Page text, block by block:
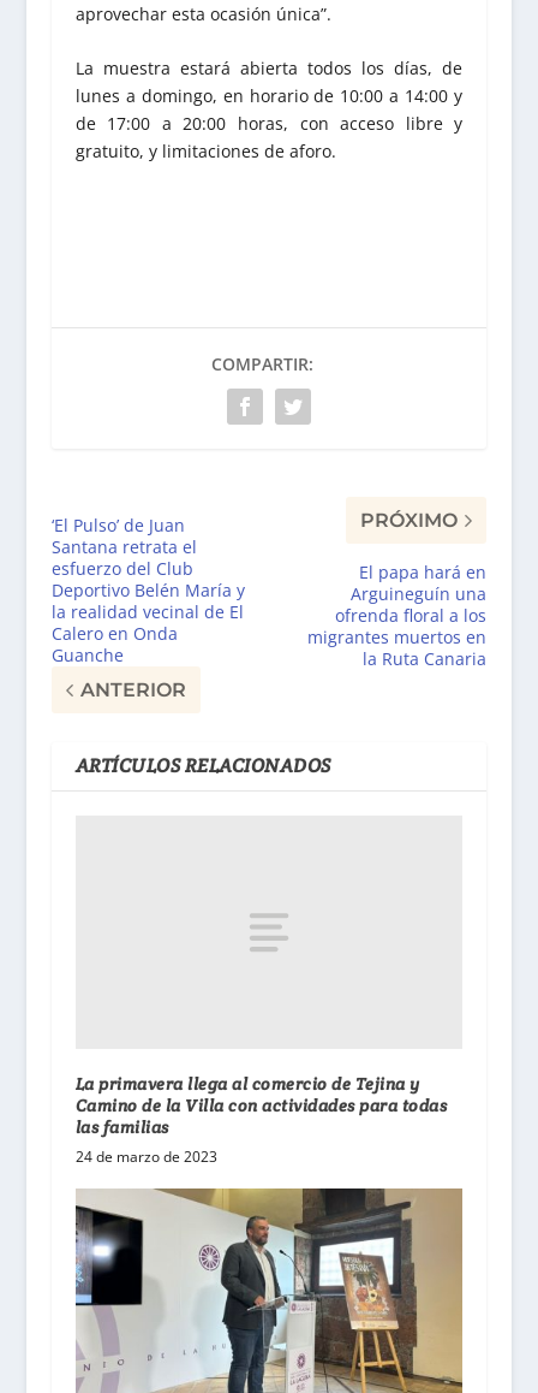
aprovechar esta ocasión única”.
La muestra estará abierta todos los días, de
lunes a domingo, en horario de 10:00 a 14:00 y
de 17:00 a 20:00 horas, con acceso libre y
gratuito, y limitaciones de aforo.
COMPARTIR:
‘El Pulso’ de Juan
Santana retrata el
esfuerzo del Club
Deportivo Belén María y
la realidad vecinal de El
Calero en Onda
Guanche
ANTERIOR
PRÓXIMO
El papa hará en
Arguineguín una
ofrenda floral a los
migrantes muertos en
la Ruta Canaria
ARTÍCULOS RELACIONADOS
La primavera llega al comercio de Tejina y
Camino de la Villa con actividades para todas
las familias
24 de marzo de 2023